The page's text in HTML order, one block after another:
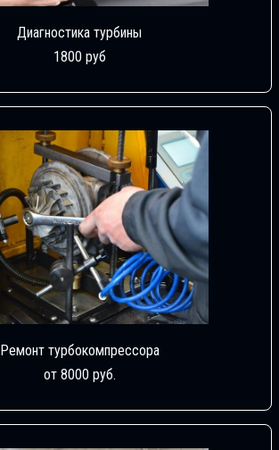
Диагностика турбины
1800 руб
Ремонт турбокомпрессора
от 8000 руб.